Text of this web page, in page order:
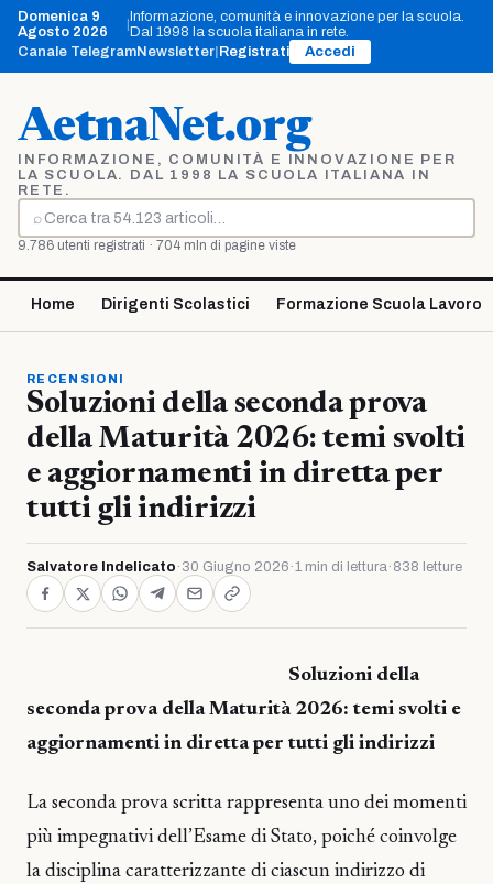
Vai
contenuto
Domenica 9
Agosto 2026
|Informazione, comunità e innovazione per la scuola.
Dal 1998 la scuola italiana in rete.
Canale TelegramNewsletter Registrati Accedi
AetnaNet.org
INFORMAZIONE, COMUNITÀ E INNOVAZIONE PER
LA SCUOLA. DAL 1998 LA SCUOLA ITALIANA IN
RETE.
⌕
Cerca
9.786 utenti registrati · 704 mln di pagine viste
Home Dirigenti Scolastici Formazione Scuola Lavoro
RECENSIONI
Soluzioni della seconda prova
della Maturità 2026: temi svolti
e aggiornamenti in diretta per
tutti gli indirizzi
Salvatore Indelicato · 30 Giugno 2026 ·1 min di lettura· 838 letture
Soluzioni della
seconda prova della Maturità 2026: temi svolti e
aggiornamenti in diretta per tutti gli indirizzi
La seconda prova scritta rappresenta uno dei momenti
più impegnativi dell’Esame di Stato, poiché coinvolge
la disciplina caratterizzante di ciascun indirizzo di